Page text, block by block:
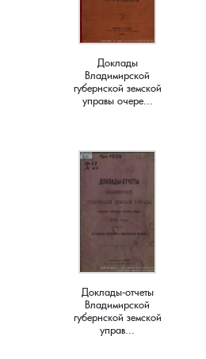
Доклады
Владимирской
губернской земской
управы очере...
Доклады-отчеты
Владимирской
губернской земской
управ...